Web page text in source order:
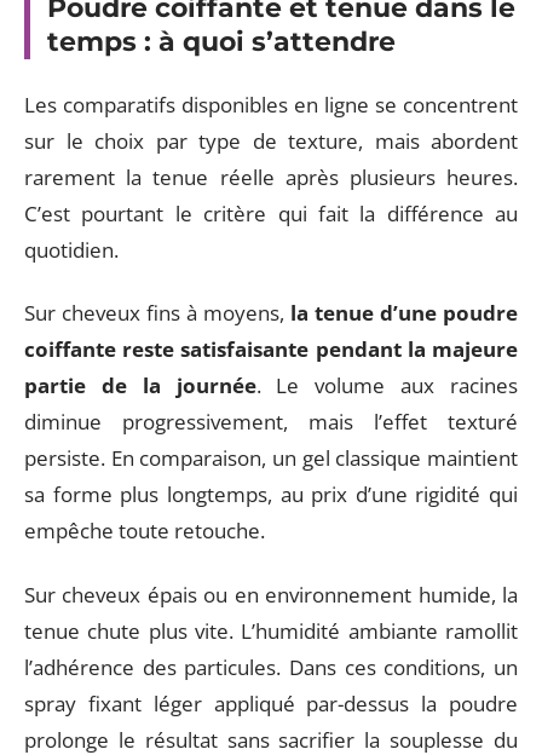
Poudre coiffante et tenue dans le
temps : à quoi s’attendre
Les comparatifs disponibles en ligne se concentrent
sur le choix par type de texture, mais abordent
rarement la tenue réelle après plusieurs heures.
C’est pourtant le critère qui fait la différence au
quotidien.
Sur cheveux fins à moyens, la tenue d’une poudre
coiffante reste satisfaisante pendant la majeure
partie de la journée. Le volume aux racines
diminue progressivement, mais l’effet texturé
persiste. En comparaison, un gel classique maintient
sa forme plus longtemps, au prix d’une rigidité qui
empêche toute retouche.
Sur cheveux épais ou en environnement humide, la
tenue chute plus vite. L’humidité ambiante ramollit
l’adhérence des particules. Dans ces conditions, un
spray fixant léger appliqué par-dessus la poudre
prolonge le résultat sans sacrifier la souplesse du